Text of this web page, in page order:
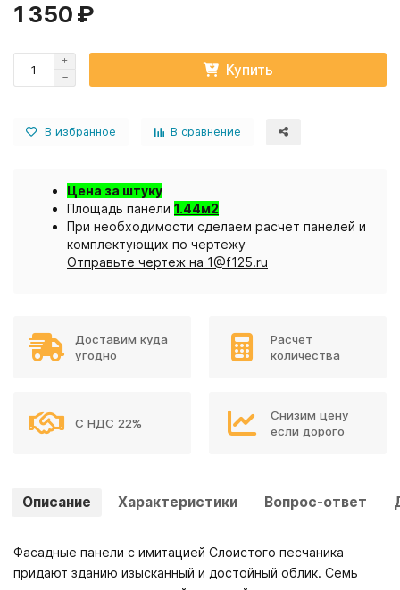
1 350 ₽
Купить
В избранное В сравнение
Цена за штуку
Площадь панели 1.44м2
При необходимости сделаем расчет панелей и
комплектующих по чертежу
Отправьте чертеж на 1@f125.ru
Доставим куда
угодно
Расчет
количества
С НДС 22%
Снизим цену
если дорого
Описание Характеристики Вопрос-ответ
Фасадные панели с имитацией Слоистого песчаника
придают зданию изысканный и достойный облик. Семь